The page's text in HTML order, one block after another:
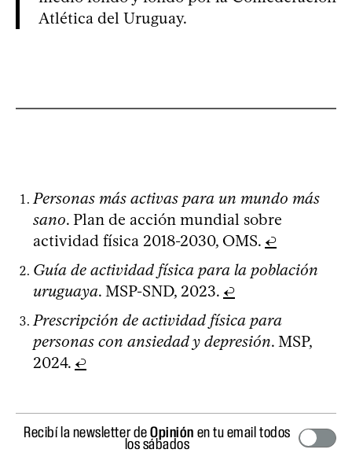
Atlética del Uruguay.
Personas más activas para un mundo más
sano. Plan de acción mundial sobre
actividad física 2018-2030, OMS. ↩
Guía de actividad física para la población
uruguaya. MSP-SND, 2023. ↩
Prescripción de actividad física para
personas con ansiedad y depresión. MSP,
2024. ↩
Recibí la newsletter deOpinión en tu email todos
los sábados